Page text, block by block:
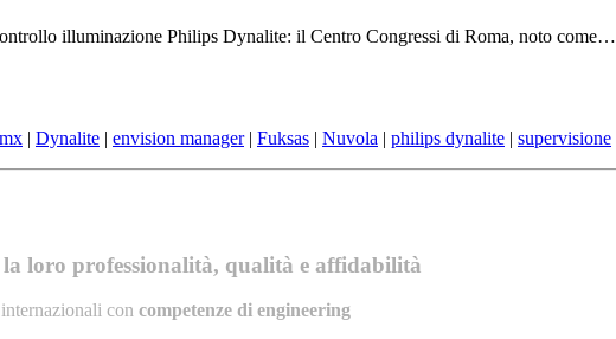
illuminazione Philips Dynalite: il Centro Congressi di Roma, noto come…
| Dynalite | envision manager| Fuksas | Nuvola | philips dynalite | supervisione
loro professionalità, qualità e affidabilità
con competenze di engineering